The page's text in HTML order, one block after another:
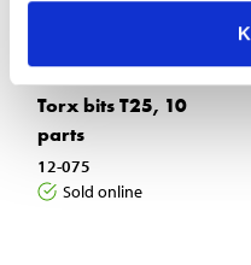
345
Torx bits T25, 10
parts
12-075
Sold online